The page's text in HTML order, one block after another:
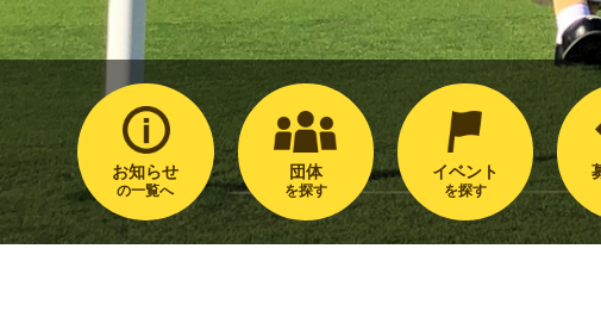
お知らせ
の一覧へ
団体
を探す
イベント
を探す